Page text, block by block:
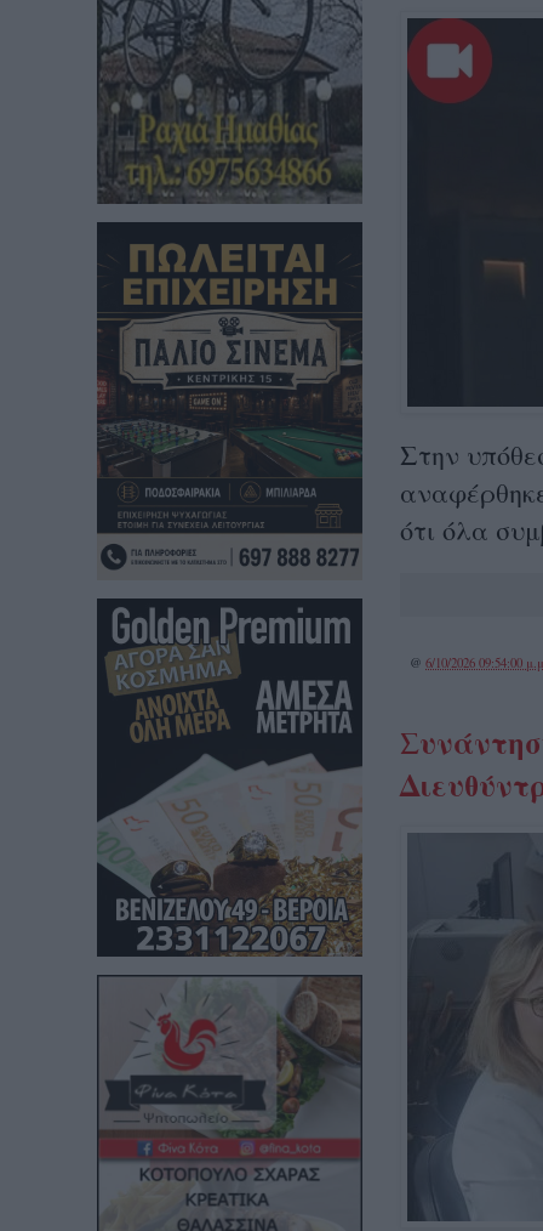
Στην
ότι όλα
@ 6/10/2026 09:54:00